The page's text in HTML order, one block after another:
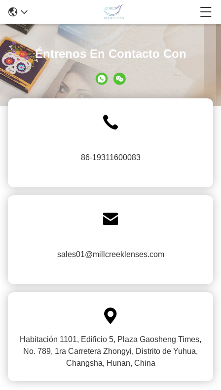
Éntrenos En Contacto Con
86-19311600083

sales01@millcreeklenses.com

Habitación 1101, Edificio 5, Plaza Gaosheng Times,
No. 789, 1ra Carretera Zhongyi, Distrito de Yuhua,
Changsha, Hunan, China